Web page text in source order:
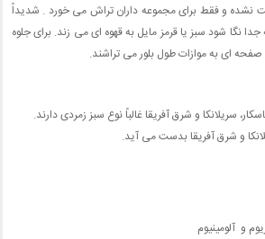
نشده و فقط برای مجموعه داران تراش می خورد . شدیداً
نگا شود سبز یا قرمز مایل به قهوه ای می زند. برای جلوه
ای به موازات طول بلور می تراشند.
سریلانکا و شرق آفریقا غالباً نوع سبز زمردی دارند.
و شرق آفریقا بدست می آید.
و آلومینیوم